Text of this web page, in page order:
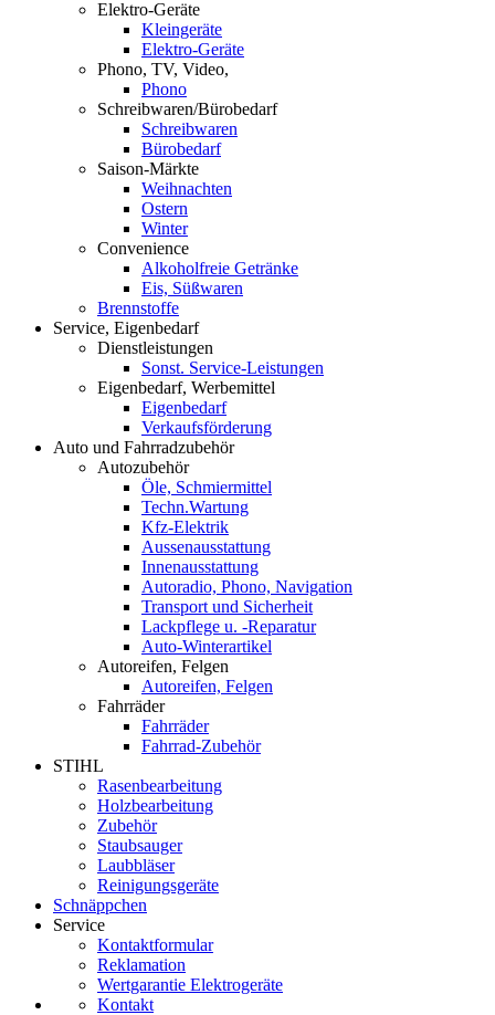
Elektro-Geräte
Kleingeräte
Elektro-Geräte
Phono, TV, Video,
Phono
Schreibwaren/Bürobedarf
Schreibwaren
Bürobedarf
Saison-Märkte
Weihnachten
Ostern
Winter
Convenience
Alkoholfreie Getränke
Eis, Süßwaren
Brennstoffe
Service, Eigenbedarf
Dienstleistungen
Sonst. Service-Leistungen
Eigenbedarf, Werbemittel
Eigenbedarf
Verkaufsförderung
Auto und Fahrradzubehör
Autozubehör
Öle, Schmiermittel
Techn.Wartung
Kfz-Elektrik
Aussenausstattung
Innenausstattung
Autoradio, Phono, Navigation
Transport und Sicherheit
Lackpflege u. -Reparatur
Auto-Winterartikel
Autoreifen, Felgen
Autoreifen, Felgen
Fahrräder
Fahrräder
Fahrrad-Zubehör
STIHL
Rasenbearbeitung
Holzbearbeitung
Zubehör
Staubsauger
Laubbläser
Reinigungsgeräte
Schnäppchen
Service
Kontaktformular
Reklamation
Wertgarantie Elektrogeräte
Kontakt